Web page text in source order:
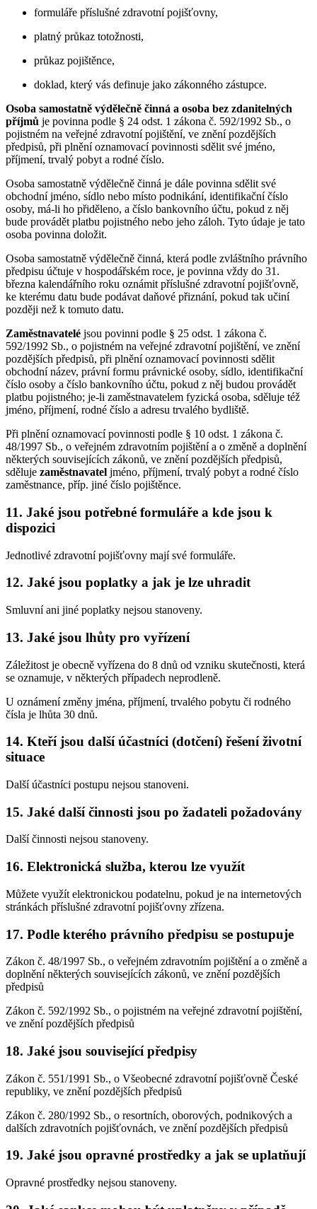
formuláře příslušné zdravotní pojišťovny,
platný průkaz totožnosti,
průkaz pojištěnce,
doklad, který vás definuje jako zákonného zástupce.
Osoba samostatně výdělečně činná a osoba bez zdanitelných
příjmů je povinna podle § 24 odst. 1 zákona č. 592/1992 Sb., o
pojistném na veřejné zdravotní pojištění, ve znění pozdějších
předpisů, při plnění oznamovací povinnosti sdělit své jméno,
příjmení, trvalý pobyt a rodné číslo.
Osoba samostatně výdělečně činná je dále povinna sdělit své
obchodní jméno, sídlo nebo místo podnikání, identifikační číslo
osoby, má-li ho přiděleno, a číslo bankovního účtu, pokud z něj
bude provádět platbu pojistného nebo jeho záloh. Tyto údaje je tato
osoba povinna doložit.
Osoba samostatně výdělečně činná, která podle zvláštního právního
předpisu účtuje v hospodářském roce, je povinna vždy do 31.
března kalendářního roku oznámit příslušné zdravotní pojišťovně,
ke kterému datu bude podávat daňové přiznání, pokud tak učiní
později než k tomuto datu.
Zaměstnavatelé jsou povinni podle § 25 odst. 1 zákona č.
592/1992 Sb., o pojistném na veřejné zdravotní pojištění, ve znění
pozdějších předpisů, při plnění oznamovací povinnosti sdělit
obchodní název, právní formu právnické osoby, sídlo, identifikační
číslo osoby a číslo bankovního účtu, pokud z něj budou provádět
platbu pojistného; je-li zaměstnavatelem fyzická osoba, sděluje též
jméno, příjmení, rodné číslo a adresu trvalého bydliště.
Při plnění oznamovací povinnosti podle § 10 odst. 1 zákona č.
48/1997 Sb., o veřejném zdravotním pojištění a o změně a doplnění
některých souvisejících zákonů, ve znění pozdějších předpisů,
sděluje zaměstnavatel jméno, příjmení, trvalý pobyt a rodné číslo
zaměstnance, příp. jiné číslo pojištěnce.
11. Jaké jsou potřebné formuláře a kde jsou k
dispozici
Jednotlivé zdravotní pojišťovny mají své formuláře.
12. Jaké jsou poplatky a jak je lze uhradit
Smluvní ani jiné poplatky nejsou stanoveny.
13. Jaké jsou lhůty pro vyřízení
Záležitost je obecně vyřízena do 8 dnů od vzniku skutečnosti, která
se oznamuje, v některých případech neprodleně.
U oznámení změny jména, příjmení, trvalého pobytu či rodného
čísla je lhůta 30 dnů.
14. Kteří jsou další účastníci (dotčení) řešení životní
situace
Další účastníci postupu nejsou stanoveni.
15. Jaké další činnosti jsou po žadateli požadovány
Další činnosti nejsou stanoveny.
16. Elektronická služba, kterou lze využít
Můžete využít elektronickou podatelnu, pokud je na internetových
stránkách příslušné zdravotní pojišťovny zřízena.
17. Podle kterého právního předpisu se postupuje
Zákon č. 48/1997 Sb., o veřejném zdravotním pojištění a o změně a
doplnění některých souvisejících zákonů, ve znění pozdějších
předpisů
Zákon č. 592/1992 Sb., o pojistném na veřejné zdravotní pojištění,
ve znění pozdějších předpisů
18. Jaké jsou související předpisy
Zákon č. 551/1991 Sb., o Všeobecné zdravotní pojišťovně České
republiky, ve znění pozdějších předpisů
Zákon č. 280/1992 Sb., o resortních, oborových, podnikových a
dalších zdravotních pojišťovnách, ve znění pozdějších předpisů
19. Jaké jsou opravné prostředky a jak se uplatňují
Opravné prostředky nejsou stanoveny.